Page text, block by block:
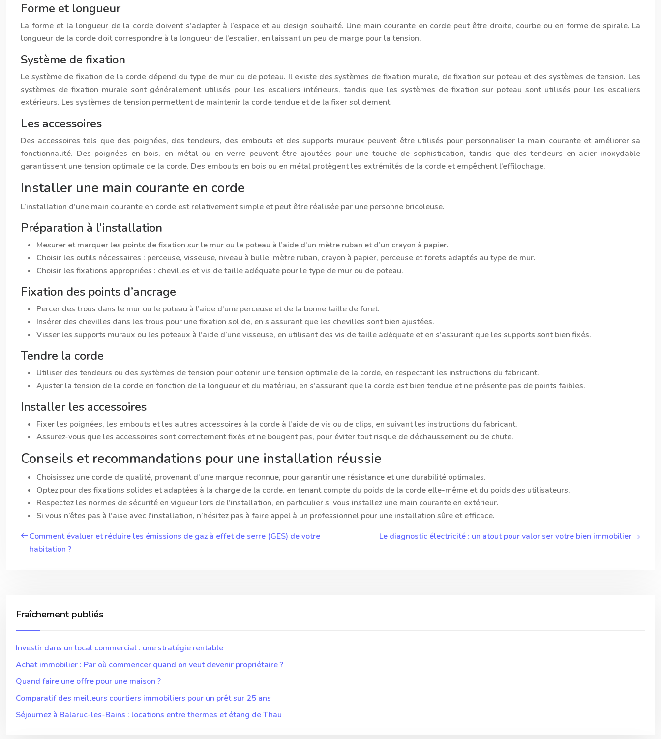
Forme et longueur
La forme et la longueur de la corde doivent s’adapter à l’espace et au design souhaité. Une main courante en corde peut être droite, courbe ou en forme de spirale. La
longueur de la corde doit correspondre à la longueur de l’escalier, en laissant un peu de marge pour la tension.
Système de fixation
Le système de fixation de la corde dépend du type de mur ou de poteau. Il existe des systèmes de fixation murale, de fixation sur poteau et des systèmes de tension. Les
systèmes de fixation murale sont généralement utilisés pour les escaliers intérieurs, tandis que les systèmes de fixation sur poteau sont utilisés pour les escaliers
extérieurs. Les systèmes de tension permettent de maintenir la corde tendue et de la fixer solidement.
Les accessoires
Des accessoires tels que des poignées, des tendeurs, des embouts et des supports muraux peuvent être utilisés pour personnaliser la main courante et améliorer sa
fonctionnalité. Des poignées en bois, en métal ou en verre peuvent être ajoutées pour une touche de sophistication, tandis que des tendeurs en acier inoxydable
garantissent une tension optimale de la corde. Des embouts en bois ou en métal protègent les extrémités de la corde et empêchent l’effilochage.
Installer une main courante en corde
L’installation d’une main courante en corde est relativement simple et peut être réalisée par une personne bricoleuse.
Préparation à l’installation
Mesurer et marquer les points de fixation sur le mur ou le poteau à l’aide d’un mètre ruban et d’un crayon à papier.
Choisir les outils nécessaires : perceuse, visseuse, niveau à bulle, mètre ruban, crayon à papier, perceuse et forets adaptés au type de mur.
Choisir les fixations appropriées : chevilles et vis de taille adéquate pour le type de mur ou de poteau.
Fixation des points d’ancrage
Percer des trous dans le mur ou le poteau à l’aide d’une perceuse et de la bonne taille de foret.
Insérer des chevilles dans les trous pour une fixation solide, en s’assurant que les chevilles sont bien ajustées.
Visser les supports muraux ou les poteaux à l’aide d’une visseuse, en utilisant des vis de taille adéquate et en s’assurant que les supports sont bien fixés.
Tendre la corde
Utiliser des tendeurs ou des systèmes de tension pour obtenir une tension optimale de la corde, en respectant les instructions du fabricant.
Ajuster la tension de la corde en fonction de la longueur et du matériau, en s’assurant que la corde est bien tendue et ne présente pas de points faibles.
Installer les accessoires
Fixer les poignées, les embouts et les autres accessoires à la corde à l’aide de vis ou de clips, en suivant les instructions du fabricant.
Assurez-vous que les accessoires sont correctement fixés et ne bougent pas, pour éviter tout risque de déchaussement ou de chute.
Conseils et recommandations pour une installation réussie
Choisissez une corde de qualité, provenant d’une marque reconnue, pour garantir une résistance et une durabilité optimales.
Optez pour des fixations solides et adaptées à la charge de la corde, en tenant compte du poids de la corde elle-même et du poids des utilisateurs.
Respectez les normes de sécurité en vigueur lors de l’installation, en particulier si vous installez une main courante en extérieur.
Si vous n’êtes pas à l’aise avec l’installation, n’hésitez pas à faire appel à un professionnel pour une installation sûre et efficace.
Comment évaluer et réduire les émissions de gaz à effet de serre (GES) de votre
habitation ?
Le diagnostic électricité : un atout pour valoriser votre bien immobilier
Fraîchement publiés
Investir dans un local commercial : une stratégie rentable
Achat immobilier : Par où commencer quand on veut devenir propriétaire ?
Quand faire une offre pour une maison ?
Comparatif des meilleurs courtiers immobiliers pour un prêt sur 25 ans
Séjournez à Balaruc-les-Bains : locations entre thermes et étang de Thau